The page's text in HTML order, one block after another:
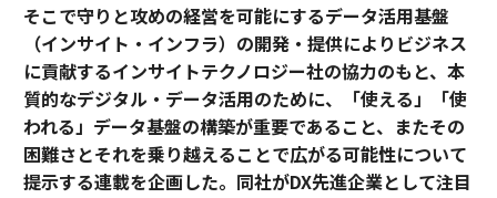
そこで守りと攻めの経営を可能にするデータ活用基盤
（インサイト・インフラ）の開発・提供によりビジネス
に貢献するインサイトテクノロジー社の協力のもと、本
質的なデジタル・データ活用のために、「使える」「使
われる」データ基盤の構築が重要であること、またその
困難さとそれを乗り越えることで広がる可能性について
提示する連載を企画した。同社がDX先進企業として注目